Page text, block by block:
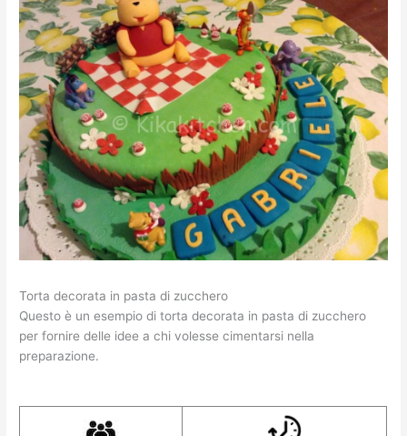
Torta decorata in pasta di zucchero
Questo è un esempio di torta decorata in pasta di zucchero
per fornire delle idee a chi volesse cimentarsi nella
preparazione.